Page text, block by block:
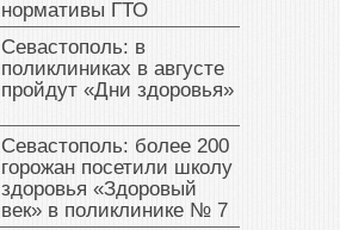
нормативы ГТО
Севастополь: в
поликлиниках в августе
пройдут «Дни здоровья»
Севастополь: более 200
горожан посетили школу
здоровья «Здоровый
век» в поликлинике № 7